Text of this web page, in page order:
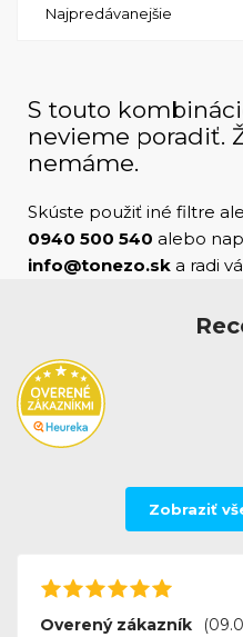
a údržbu tlačiarne.
a kvalitou tlače. Svojou
úrovňou zabezpečenia
náročné pracovné
kontrolu nad tlačou a
HP PageWide Pro 777z
vysoký výkon s
prostredím, čím
Najpredávanejšie
S touto
nevieme poradiť.
nemáme.
Skúste použiť iné filtre
0940 500 540 alebo
info@tonezo.sk a radi
Zobraziť
Overený zákazník